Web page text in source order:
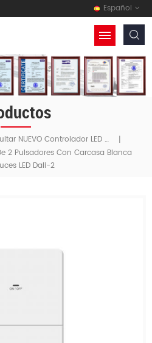
Español
Ocultar NUEVO Controlador LED De Voltaje Constante Regulable 5 En 1
|
2 Pulsadores Con Carcasa Blanca
LED Dali-2